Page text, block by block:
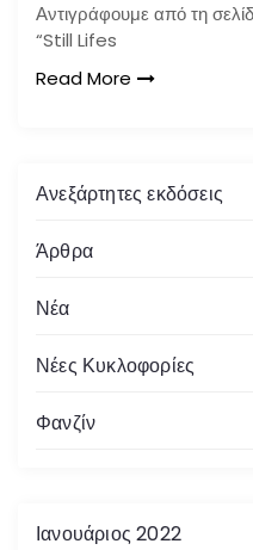
Αντιγράφουμε από τη
“Still Lifes
Read More
Ανεξάρτητες εκδόσεις
Άρθρα
Νέα
Νέες Κυκλοφορίες
Φανζίν
Ιανουάριος 2022